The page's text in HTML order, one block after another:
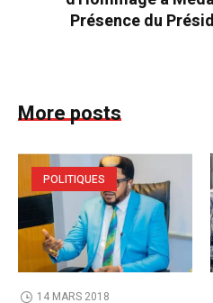
Présence du
More posts
POLITIQUES
14 MARS 2018